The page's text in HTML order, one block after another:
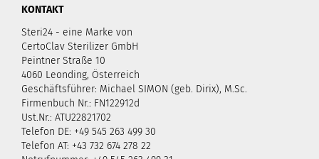
KONTAKT
Steri24 - eine Marke von
CertoClav Sterilizer GmbH
Peintner Straße 10
4060 Leonding, Österreich
Geschäftsführer: Michael SIMON (geb. Dirix), M.Sc.
Firmenbuch Nr.: FN122912d
Ust.Nr.: ATU22821702
Telefon DE: +49 545 263 499 30
Telefon AT: +43 732 674 278 22